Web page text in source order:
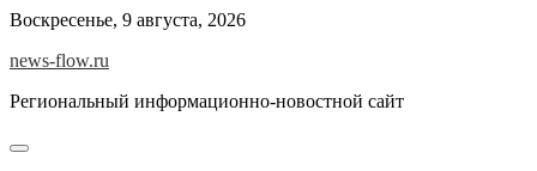
Skip
content
Воскресенье, 9 августа, 2026
news-flow.ru
Региональный информационно-новостной сайт